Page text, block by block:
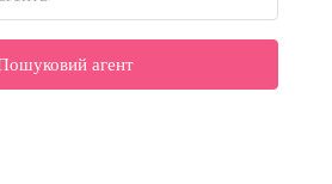
агент